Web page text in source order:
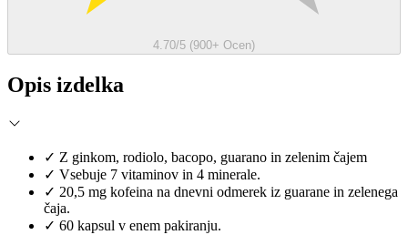
4.70/5 (900+ Ocen)
Opis izdelka
✓ Z ginkom, rodiolo, bacopo, guarano in zelenim čajem
✓ Vsebuje 7 vitaminov in 4 minerale.
✓ 20,5 mg kofeina na dnevni odmerek iz guarane in zelenega
čaja.
✓ 60 kapsul v enem pakiranju.